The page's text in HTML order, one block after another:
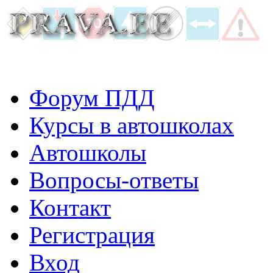
Форум ПДД
Курсы в автошколах
Автошколы
Вопросы-ответы
Контакт
Регистрация
Вход